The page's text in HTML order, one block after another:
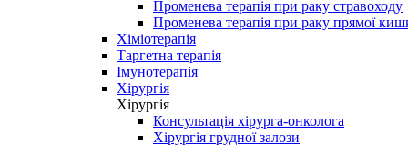
Променева терапія при раку стравоходу
Променева терапія при раку прямої
Хіміотерапія
Таргетна терапія
Імунотерапія
Хірургія
Хірургія
Консультація хірурга-онколога
Хірургія грудної залози